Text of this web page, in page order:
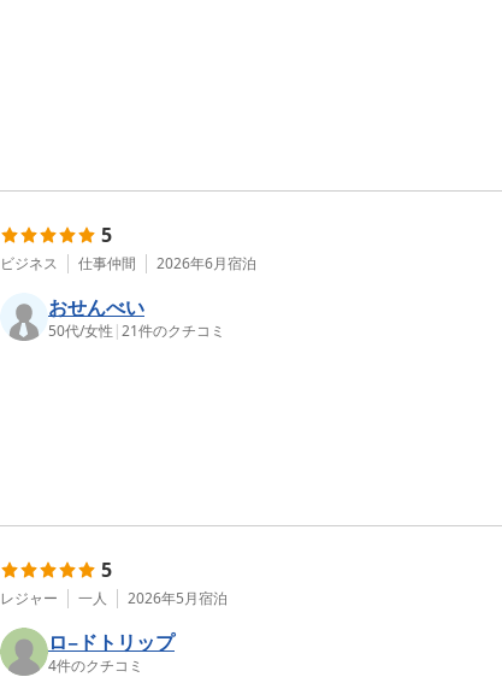
5
ビジネス 仕事仲間 2026年6月宿泊
おせんべい
50代/女性 |21件のクチコミ
5
レジャー 一人 2026年5月宿泊
ロ−ドトリップ
4件のクチコミ